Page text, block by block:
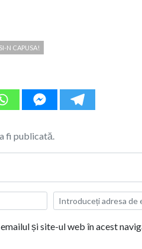
N CAPUSA!
fi publicată.
și site-ul web în acest